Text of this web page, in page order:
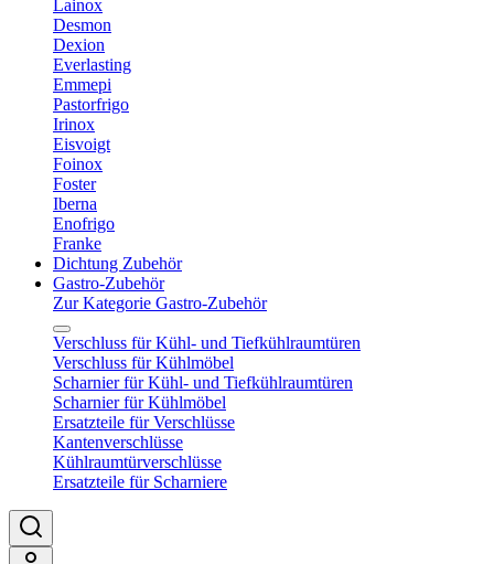
Lainox
Desmon
Dexion
Everlasting
Emmepi
Pastorfrigo
Irinox
Eisvoigt
Foinox
Foster
Iberna
Enofrigo
Franke
Dichtung Zubehör
Gastro-Zubehör
Zur Kategorie Gastro-Zubehör
Verschluss für Kühl- und Tiefkühlraumtüren
Verschluss für Kühlmöbel
Scharnier für Kühl- und Tiefkühlraumtüren
Scharnier für Kühlmöbel
Ersatzteile für Verschlüsse
Kantenverschlüsse
Kühlraumtürverschlüsse
Ersatzteile für Scharniere